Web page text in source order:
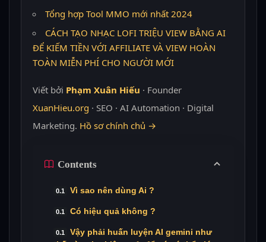
Tổng hợp Tool MMO mới nhất 2024
CÁCH TẠO NHẠC LOFI TRIỆU VIEW BẰNG AI
ĐỂ KIẾM TIỀN VỚI AFFILIATE VÀ VIEW HOÀN
TOÀN MIỄN PHÍ CHO NGƯỜI MỚI
Viết bởi Phạm Xuân Hiếu · Founder
XuanHieu.org · SEO · AI Automation · Digital
Marketing. Hồ sơ chính chủ →
Contents
Vì sao nên dùng Ai ?
Có hiệu quả không ?
Vậy phải huấn luyện AI gemini như